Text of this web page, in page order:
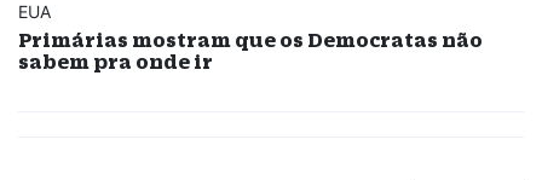
EUA
Primárias mostram que os Democratas não
sabem pra onde ir